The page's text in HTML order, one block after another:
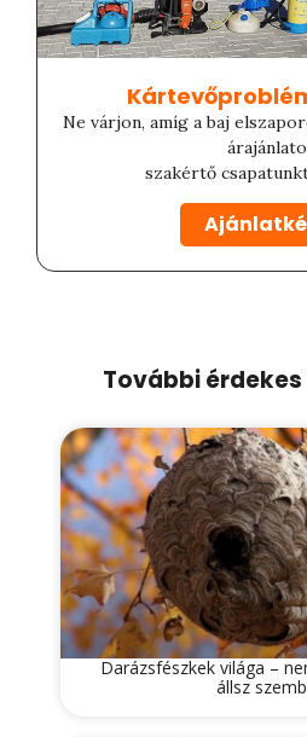
Ne várjon, amíg a baj
szakértő
További
Darázsfészkek világa –
állsz